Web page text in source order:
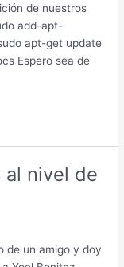
de nuestros
add-apt-
apt-get update
Espero sea de
al nivel de
de un amigo y doy